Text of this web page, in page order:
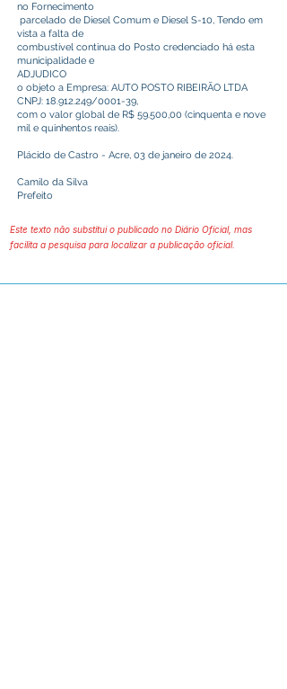
no Fornecimento
parcelado de Diesel Comum e Diesel S-10, Tendo em
vista a falta de
combustível continua do Posto credenciado há esta
municipalidade e
ADJUDICO
o objeto a Empresa: AUTO POSTO RIBEIRÃO LTDA
CNPJ: 18.912.249/0001-39,
com o valor global de R$ 59.500,00 (cinquenta e nove
mil e quinhentos reais).
Plácido de Castro - Acre, 03 de janeiro de 2024.
Camilo da Silva
Prefeito
Este texto não substitui o publicado no Diário Oficial, mas
facilita a pesquisa para localizar a publicação oficial.